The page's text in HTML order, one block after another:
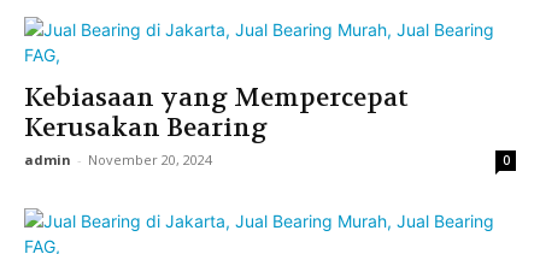
Kebiasaan yang Mempercepat
Kerusakan Bearing
admin - November 20, 2024 0